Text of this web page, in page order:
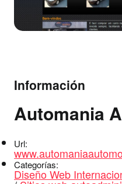
Información
Automania
Url:
Categorías:
Diseño Web